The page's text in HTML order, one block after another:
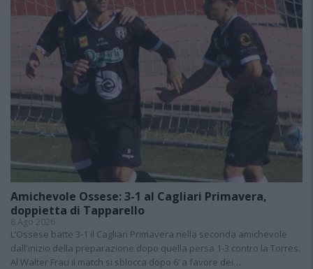
Amichevole Ossese: 3-1 al Cagliari Primavera,
doppietta di Tapparello
8 Ago 2026
L’Ossese batte 3-1 il Cagliari Primavera nella seconda amichevole
dall'inizio della preparazione dopo quella persa 1-3 contro la Torres.
Al Walter Frau il match si sblocca dopo 6’ a favore dei…